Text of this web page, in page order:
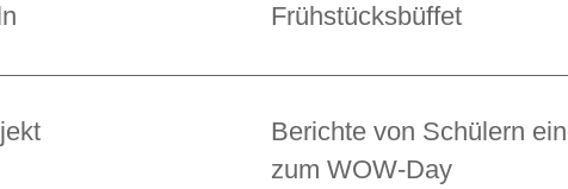
Frühstücksbüffet
Berichte von Schülern
zum WOW-Day